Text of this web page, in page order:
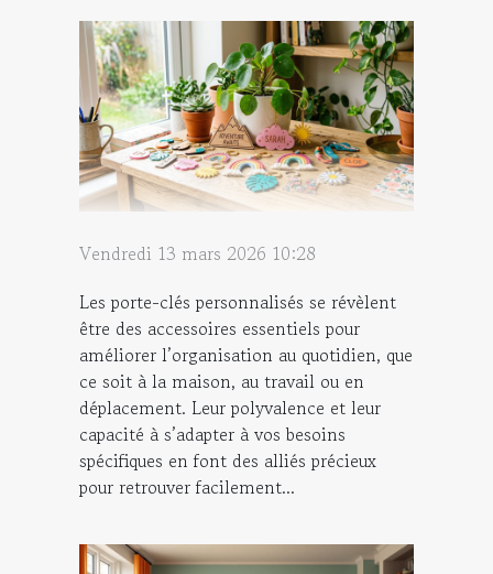
Vendredi 13 mars 2026 10:28
Les porte-clés personnalisés se révèlent
être des accessoires essentiels pour
améliorer l’organisation au quotidien, que
ce soit à la maison, au travail ou en
déplacement. Leur polyvalence et leur
capacité à s’adapter à vos besoins
spécifiques en font des alliés précieux
pour retrouver facilement...